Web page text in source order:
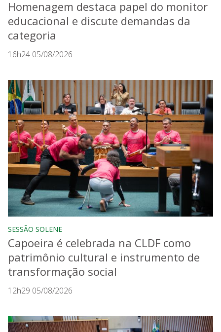
Homenagem destaca papel do monitor
educacional e discute demandas da
categoria
16h24 05/08/2026
SESSÃO SOLENE
Capoeira é celebrada na CLDF como
patrimônio cultural e instrumento de
transformação social
12h29 05/08/2026